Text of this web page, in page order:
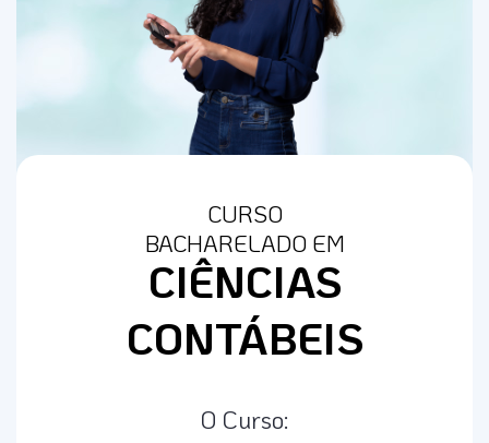
CURSO
BACHARELADO EM
CIÊNCIAS
CONTÁBEIS
O Curso: